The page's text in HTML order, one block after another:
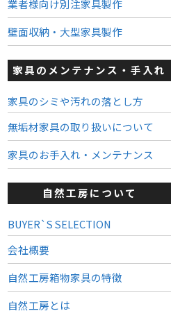
業者様向け別注家具製作
壁面収納・大型家具製作
家具のメンテナンス・手入れ
家具のシミや汚れの落とし方
無垢材家具の取り扱いについて
家具のお手入れ・メンテナンス
自然工房について
BUYER`S SELECTION
会社概要
自然工房箱物家具の特徴
自然工房とは